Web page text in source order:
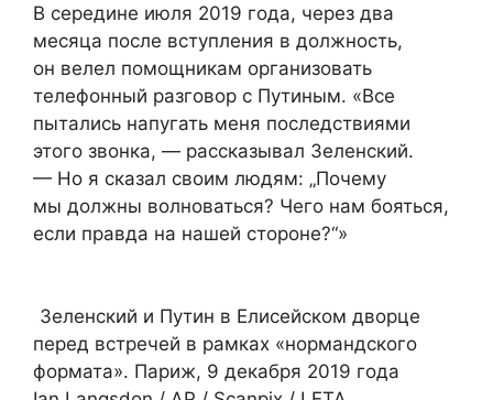
В середине июля 2019 года, через два
месяца после вступления в должность,
он велел помощникам организовать
телефонный разговор с Путиным. «Все
пытались напугать меня последствиями
этого звонка, — рассказывал Зеленский.
— Но я сказал своим людям: „Почему
мы должны волноваться? Чего нам бояться,
если правда на нашей стороне?“»
Зеленский и Путин в Елисейском дворце
перед встречей в рамках «нормандского
формата». Париж, 9 декабря 2019 года